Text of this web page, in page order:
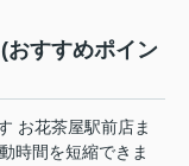
おすすめポイン
お花茶屋駅前店ま
時間を短縮できま